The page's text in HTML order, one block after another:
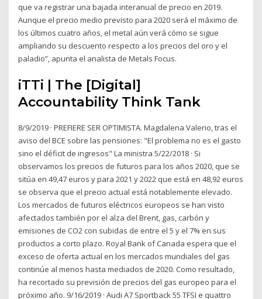
que va registrar una bajada interanual de precio en 2019.
Aunque el precio medio previsto para 2020 será el máximo de
los últimos cuatro años, el metal aún verá cómo se sigue
ampliando su descuento respecto a los precios del oro y el
paladio”, apunta el analista de Metals Focus.
iTTi | The [Digital]
Accountability Think Tank
8/9/2019 · PREFIERE SER OPTIMISTA. Magdalena Valerio, tras el
aviso del BCE sobre las pensiones: "El problema no es el gasto
sino el déficit de ingresos" La ministra 5/22/2018 · Si
observamos los precios de futuros para los años 2020, que se
sitúa en 49,47 euros y para 2021 y 2022 que está en 48,92 euros
se observa que el precio actual está notablemente elevado.
Los mercados de futuros eléctricos europeos se han visto
afectados también por el alza del Brent, gas, carbón y
emisiones de CO2 con subidas de entre el 5 y el 7% en sus
productos a corto plazo. Royal Bank of Canada espera que el
exceso de oferta actual en los mercados mundiales del gas
continúe al menos hasta mediados de 2020. Como resultado,
ha recortado su previsión de precios del gas europeo para el
próximo año. 9/16/2019 · Audi A7 Sportback 55 TFSI e quattro